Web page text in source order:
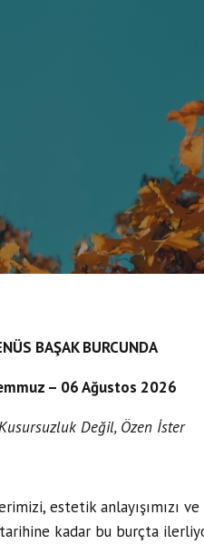
BAŞAK BURCUNDA
– 06 Ağustos 2026
Değil, Özen İster
estetik anlayışımızı ve
kadar bu burçta